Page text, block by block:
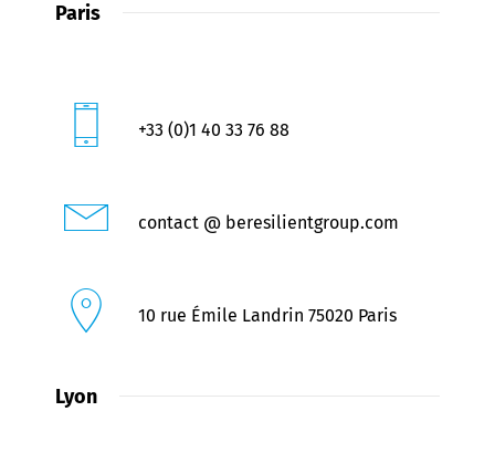
Paris
+33 (0)1 40 33 76 88
contact @ beresilientgroup.com
10 rue Émile Landrin 75020 Paris
Lyon